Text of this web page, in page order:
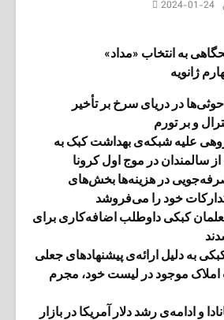
2024-01-24
به انتخاب «مداد»
ژانویه
در دریای سرخ بر تأخیر
و بر تورم
علیه شبکه‌ی بهداشت کبک به
سالمندان در موج اول کرونا
در هزینه‌ها بخش‌های
خود را می‌فروشد
معلمان کبکی داوطلب اضافه‌کاری برای
به دلیل ارائه‌ی پیشنهادهای جعلی
موجود در لیست خود، مجرم
و ادامه‌ی رشد دلار آمریکا در بازار